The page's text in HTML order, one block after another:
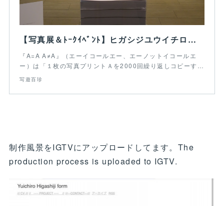
【写真展＆ﾄｰｸｲﾍﾞﾝﾄ】ヒガシジユウイチロウ『A=A A≠A（Ring）』＠KOBE 819 GALLERY - 写遊百珍
『A=A A≠A』（エーイコールエー、エーノットイコールエ
ー）は「１枚の写真プリントＡを2000回繰り返しコピーす…
写遊百珍
制作風景をIGTVにアップロードしてます。The
production process is uploaded to IGTV.